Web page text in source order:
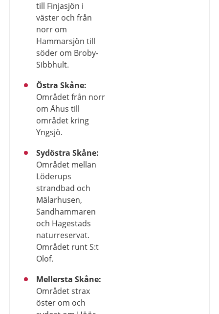
till Finjasjön i
väster och från
norr om
Hammarsjön till
söder om Broby-
Sibbhult.
Östra Skåne:
Området från norr
om Åhus till
området kring
Yngsjö.
Sydöstra Skåne:
Området mellan
Löderups
strandbad och
Mälarhusen,
Sandhammaren
och Hagestads
naturreservat.
Området runt S:t
Olof.
Mellersta Skåne:
Området strax
öster om och